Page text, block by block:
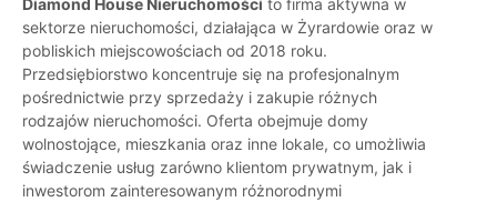
Diamond House Nieruchomości to firma aktywna w
sektorze nieruchomości, działająca w Żyrardowie oraz w
pobliskich miejscowościach od 2018 roku.
Przedsiębiorstwo koncentruje się na profesjonalnym
pośrednictwie przy sprzedaży i zakupie różnych
rodzajów nieruchomości. Oferta obejmuje domy
wolnostojące, mieszkania oraz inne lokale, co umożliwia
świadczenie usług zarówno klientom prywatnym, jak i
inwestorom zainteresowanym różnorodnymi